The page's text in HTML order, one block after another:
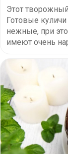
Этот
Готовые
нежные, при
имеют очень